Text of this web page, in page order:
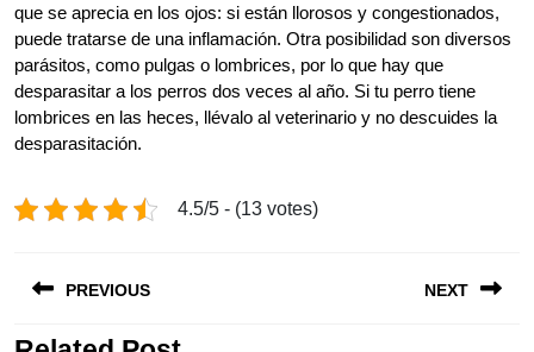
que se aprecia en los ojos: si están llorosos y congestionados,
puede tratarse de una inflamación. Otra posibilidad son diversos
parásitos, como pulgas o lombrices, por lo que hay que
desparasitar a los perros dos veces al año. Si tu perro tiene
lombrices en las heces, llévalo al veterinario y no descuides la
desparasitación.
4.5/5 - (13 votes)
navigation
PREVIOUS NEXT